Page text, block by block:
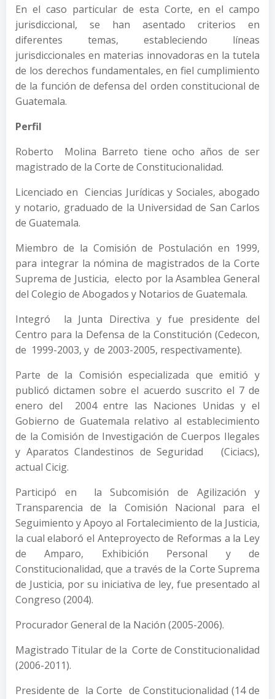
En el caso particular de esta Corte, en el campo
jurisdiccional, se han asentado criterios en
diferentes temas, estableciendo líneas
jurisdiccionales en materias innovadoras en la tutela
de los derechos fundamentales, en fiel cumplimiento
de la función de defensa del orden constitucional de
Guatemala.
Perfil
Roberto Molina Barreto tiene ocho años de ser
magistrado de la Corte de Constitucionalidad.
Licenciado en Ciencias Jurídicas y Sociales, abogado
y notario, graduado de la Universidad de San Carlos
de Guatemala.
Miembro de la Comisión de Postulación en 1999,
para integrar la nómina de magistrados de la Corte
Suprema de Justicia, electo por la Asamblea General
del Colegio de Abogados y Notarios de Guatemala.
Integró la Junta Directiva y fue presidente del
Centro para la Defensa de la Constitución (Cedecon,
de 1999-2003, y de 2003-2005, respectivamente).
Parte de la Comisión especializada que emitió y
publicó dictamen sobre el acuerdo suscrito el 7 de
enero del 2004 entre las Naciones Unidas y el
Gobierno de Guatemala relativo al establecimiento
de la Comisión de Investigación de Cuerpos Ilegales
y Aparatos Clandestinos de Seguridad (Ciciacs),
actual Cicig.
Participó en la Subcomisión de Agilización y
Transparencia de la Comisión Nacional para el
Seguimiento y Apoyo al Fortalecimiento de la Justicia,
la cual elaboró el Anteproyecto de Reformas a la Ley
de Amparo, Exhibición Personal y de
Constitucionalidad, que a través de la Corte Suprema
de Justicia, por su iniciativa de ley, fue presentado al
Congreso (2004).
Procurador General de la Nación (2005-2006).
Magistrado Titular de la Corte de Constitucionalidad
(2006-2011).
Presidente de la Corte de Constitucionalidad (14 de